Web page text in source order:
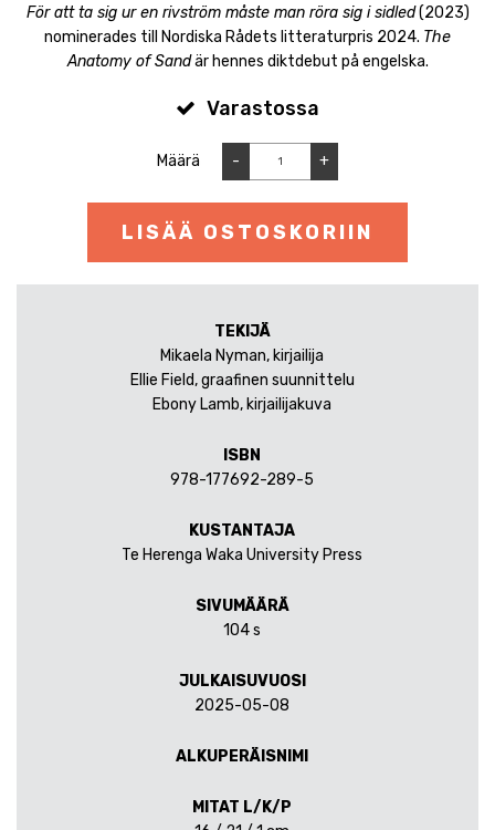
För att ta sig ur en rivström måste man röra sig i sidled(2023)
nominerades till Nordiska Rådets litteraturpris 2024. The
Anatomy of Sandär hennes diktdebut på engelska.
Varastossa
Määrä - +
LISÄÄ OSTOSKORIIN
TEKIJÄ
Mikaela Nyman, kirjailija
Ellie Field, graafinen suunnittelu
Ebony Lamb, kirjailijakuva
ISBN
978-177692-289-5
KUSTANTAJA
Te Herenga Waka University Press
SIVUMÄÄRÄ
104 s
JULKAISUVUOSI
2025-05-08
ALKUPERÄISNIMI
MITAT L/K/P